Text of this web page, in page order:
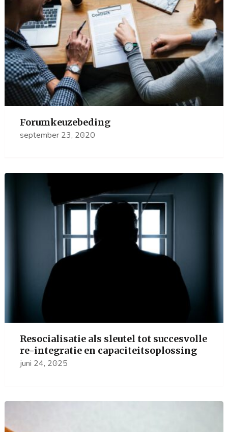
Forumkeuzebeding
september 23, 2020
Resocialisatie als sleutel tot succesvolle
re-integratie en capaciteitsoplossing
juni 24, 2025